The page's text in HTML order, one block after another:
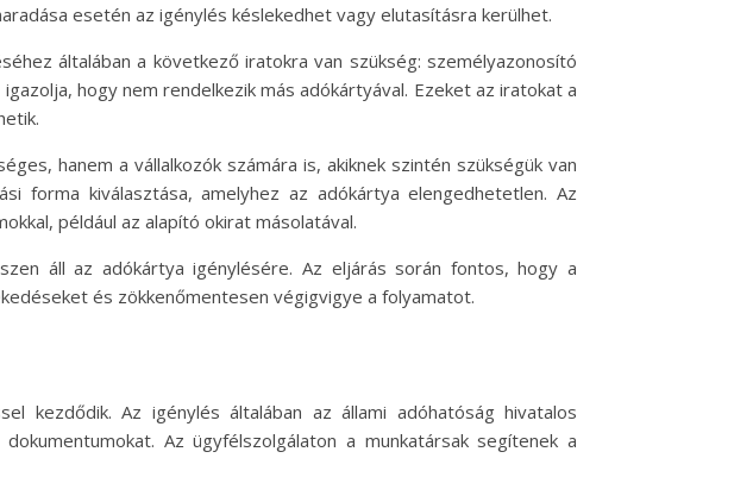
esetén az igénylés késlekedhet vagy elutasításra kerülhet.
általában a következő iratokra van szükség: személyazonosító
hogy nem rendelkezik más adókártyával. Ezeket az iratokat a
hanem a vállalkozók számára is, akiknek szintén szükségük van
forma kiválasztása, amelyhez az adókártya elengedhetetlen. Az
például az alapító okirat másolatával.
áll az adókártya igénylésére. Az eljárás során fontos, hogy a
és zökkenőmentesen végigvigye a folyamatot.
kezdődik. Az igénylés általában az állami adóhatóság hivatalos
Az ügyfélszolgálaton a munkatársak segítenek a